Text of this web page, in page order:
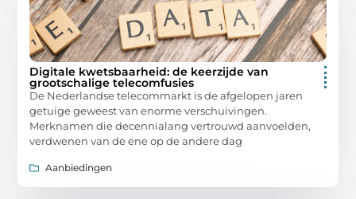
Digitale kwetsbaarheid: de keerzijde van
grootschalige telecomfusies
De Nederlandse telecommarkt is de afgelopen jaren
getuige geweest van enorme verschuivingen.
Merknamen die decennialang vertrouwd aanvoelden,
verdwenen van de ene op de andere dag
Aanbiedingen